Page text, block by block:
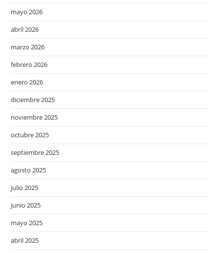
mayo 2026
abril 2026
marzo 2026
febrero 2026
enero 2026
diciembre 2025
noviembre 2025
octubre 2025
septiembre 2025
agosto 2025
julio 2025
junio 2025
mayo 2025
abril 2025